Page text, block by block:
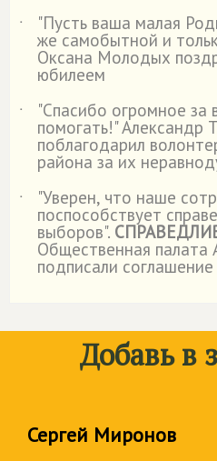
˙
"Пусть ваша малая
же самобытной и
Оксана Молодых
юбилеем
˙
"Спасибо огромное за
помогать!" Александр
поблагодарил
района за их
˙
"Уверен, что наше
поспособствует
выборов".
Общественная палата
подписали
Добавь в
Сергей Миронов